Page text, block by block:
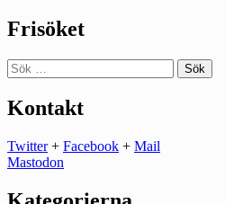
Frisöket
Sök
efter:
Kontakt
Twitter+ Facebook + Mail
Mastodon